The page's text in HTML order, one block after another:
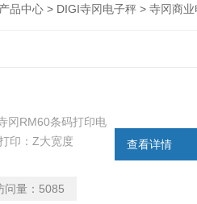
产品中心 > DIGI寺冈电子秤 > 寺冈商
冈RM60条码打印电
：Z大宽度
量： 5085
查看详情